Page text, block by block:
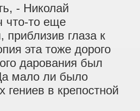
- Николай
что-то еще
приблизив глаза к
эта тоже дорого
дарования был
мало ли было
гениев в крепостной